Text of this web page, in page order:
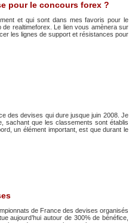
pour le concours forex ?
et qui sont dans mes favoris pour le
realtimeforex. Le lien vous amènera sur
les lignes de support et résistances pour
des devises qui dure jusque juin 2008. Je
sachant que les classements sont établis
un élément important, est que durant le
de France des devises organisés
aujourd’hui autour de 300% de bénéfice,